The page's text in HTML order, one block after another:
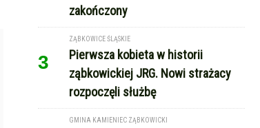
zakończony
3
ZĄBKOWICE ŚLĄSKIE
Pierwsza kobieta w historii
ząbkowickiej JRG. Nowi strażacy
rozpoczęli służbę
GMINA KAMIENIEC ZĄBKOWICKI